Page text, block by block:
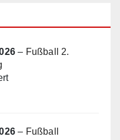
– Fußball 2.
– Fußball